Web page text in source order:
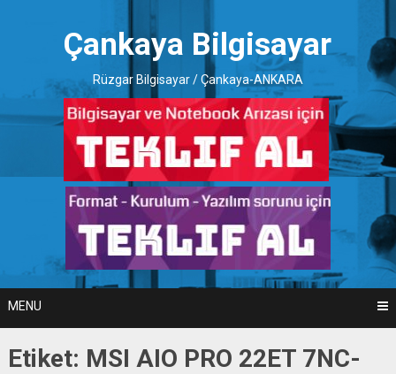
Çankaya Bilgisayar
Rüzgar Bilgisayar / Çankaya-ANKARA
MENU
Etiket: MSI AIO PRO 22ET 7NC-